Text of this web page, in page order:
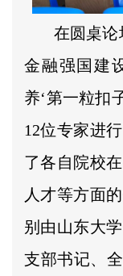
在圆桌论
金融强国建
养‘第一粒扣
12位专家进
了各自院校
人才等方面
别由山东大
支部书记、